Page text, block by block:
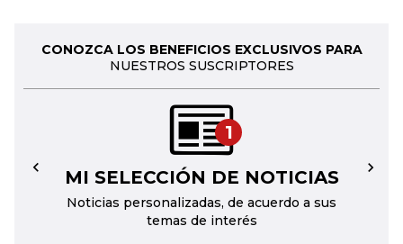
CONOZCA LOS BENEFICIOS EXCLUSIVOS PARA
NUESTROS SUSCRIPTORES
1
MI SELECCIÓN DE NOTICIAS
Noticias personalizadas, de acuerdo a sus
temas de interés
← →